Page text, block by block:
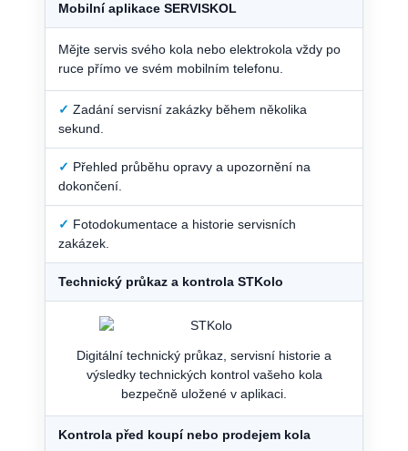
Mobilní aplikace SERVISKOL
Mějte servis svého kola nebo elektrokola vždy po
ruce přímo ve svém mobilním telefonu.
✓ Zadání servisní zakázky během několika
sekund.
✓ Přehled průběhu opravy a upozornění na
dokončení.
✓ Fotodokumentace a historie servisních
zakázek.
Technický průkaz a kontrola STKolo
Digitální technický průkaz, servisní historie a
výsledky technických kontrol vašeho kola
bezpečně uložené v aplikaci.
Kontrola před koupí nebo prodejem kola